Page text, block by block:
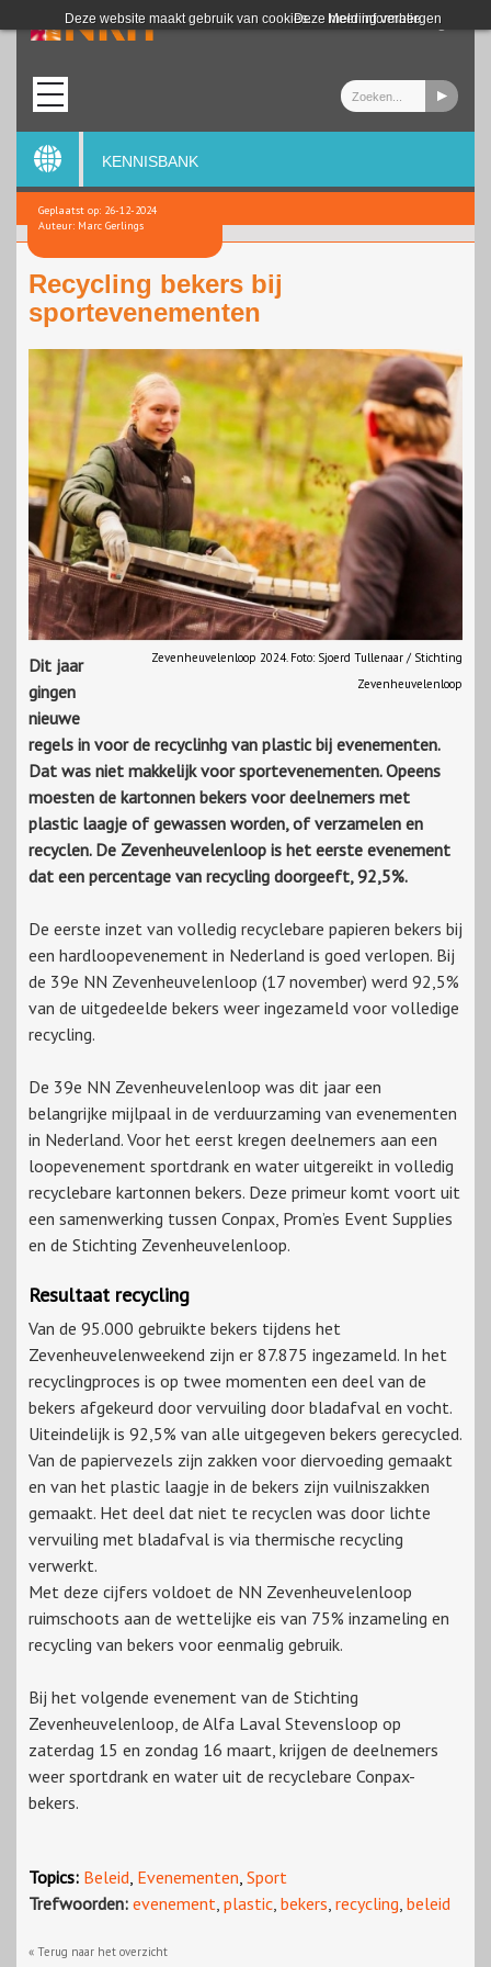
Deze website maakt gebruik van cookies. Meer informatie
Deze melding verbergen
Login
KENNISBANK
Geplaatst op: 26-12-2024
Auteur: Marc Gerlings
Recycling bekers bij
sportevenementen
Zevenheuvelenloop 2024. Foto: Sjoerd Tullenaar / Stichting
Zevenheuvelenloop
Dit jaar
gingen
nieuwe
regels in voor de recyclinhg van plastic bij evenementen.
Dat was niet makkelijk voor sportevenementen. Opeens
moesten de kartonnen bekers voor deelnemers met
plastic laagje of gewassen worden, of verzamelen en
recyclen. De Zevenheuvelenloop is het eerste evenement
dat een percentage van recycling doorgeeft, 92,5%.
De eerste inzet van volledig recyclebare papieren bekers bij
een hardloopevenement in Nederland is goed verlopen. Bij
de 39e NN Zevenheuvelenloop (17 november) werd 92,5%
van de uitgedeelde bekers weer ingezameld voor volledige
recycling.
De 39e NN Zevenheuvelenloop was dit jaar een
belangrijke mijlpaal in de verduurzaming van evenementen
in Nederland. Voor het eerst kregen deelnemers aan een
loopevenement sportdrank en water uitgereikt in volledig
recyclebare kartonnen bekers. Deze primeur komt voort uit
een samenwerking tussen Conpax, Prom’es Event Supplies
en de Stichting Zevenheuvelenloop.
Resultaat recycling
Van de 95.000 gebruikte bekers tijdens het
Zevenheuvelenweekend zijn er 87.875 ingezameld. In het
recyclingproces is op twee momenten een deel van de
bekers afgekeurd door vervuiling door bladafval en vocht.
Uiteindelijk is 92,5% van alle uitgegeven bekers gerecycled.
Van de papiervezels zijn zakken voor diervoeding gemaakt
en van het plastic laagje in de bekers zijn vuilniszakken
gemaakt. Het deel dat niet te recyclen was door lichte
vervuiling met bladafval is via thermische recycling
verwerkt.
Met deze cijfers voldoet de NN Zevenheuvelenloop
ruimschoots aan de wettelijke eis van 75% inzameling en
recycling van bekers voor eenmalig gebruik.
Bij het volgende evenement van de Stichting
Zevenheuvelenloop, de Alfa Laval Stevensloop op
zaterdag 15 en zondag 16 maart, krijgen de deelnemers
weer sportdrank en water uit de recyclebare Conpax-
bekers.
Topics: Beleid, Evenementen, Sport
Trefwoorden: evenement, plastic, bekers, recycling, beleid
« Terug naar het overzicht